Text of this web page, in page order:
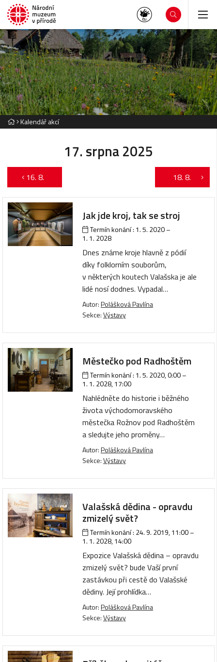
Kalendář akcí
17. srpna 2025
16. 8. 18. 8.
Jak jde kroj, tak se stroj
Termín konání : 1. 5. 2020–
1. 1. 2028
Dnes známe kroje hlavně z pódií
díky folklorním souborům,
v některých koutech Valašska je ale
lidé nosí dodnes. Vypadal…
Autor:Polášková Pavlína
Sekce:Výstavy
Městečko pod Radhoštěm
Termín konání : 1. 5. 2020, 0:00–
1. 1. 2028, 17:00
Nahlédněte do historie i běžného
života východomoravského
městečka Rožnov pod Radhoštěm
a sledujte jeho proměny…
Autor:Polášková Pavlína
Sekce:Výstavy
Valašská dědina - opravdu
zmizelý svět?
Termín konání : 24. 9. 2019, 11:00–
1. 1. 2028, 14:00
Expozice Valašská dědina – opravdu
zmizelý svět? bude Vaší první
zastávkou při cestě do Valašské
dědiny. Její prohlídka…
Autor:Polášková Pavlína
Sekce:Výstavy